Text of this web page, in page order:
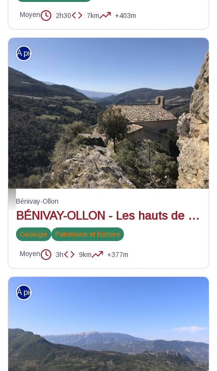
Moyen 2h30 7km +403m
Chapelle Saint-Jean d'Ollon - ©Manon Saphore - PNR Baronnies
À pied
Bénivay-Ollon
BÉNIVAY-OLLON - Les hauts de Saint-Jean
Géologie Patrimoine et histoire
Moyen 3h 9km +377m
À pied